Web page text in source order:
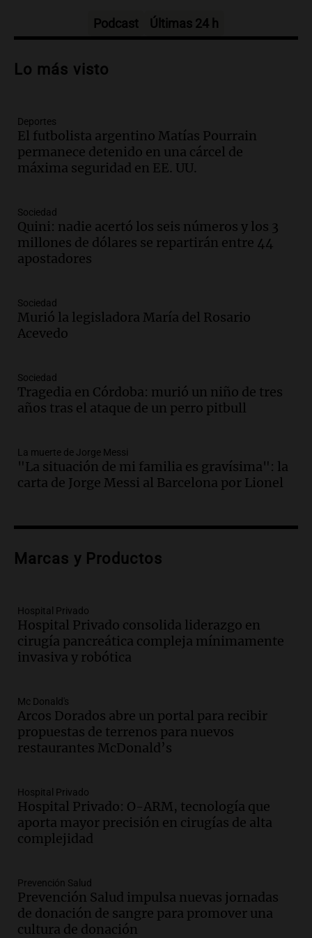
hablaron de su obra en Cadena 3
Audio.
recuerdo del paso de Juan Pablo II: "Te
traspasaba con la mirada"
Amamos los Domingos
Audio.
un imperdible cordobés para los
amantes de la astronomía
Amamos los Domingos
la historia del club de Irlanda
revolucionado por hinchas argentinos
Amamos los Domingos
Audio.
argentino regresa al país tras conflicto
con Brasil
Audio.Bomberos asisten a senderista
con fractura de tobillo en refugio Doña
Rosa
Episodios
investigación internacional sobre asma
Episodios
Audio.Suspenden descuento en SUBE y
aumentan tarifas del SUBTE en Buenos
Aires desde agosto
Audio.Kicillof critica la desregulación
financiera y el aumento de la morosidad
en Buenos Aires
Audio.La UNT evalúa apelación ante la
Corte Suprema tras fallo que aparta a
Pagani como rector
Panorama Federal
Audio.El cardenal Ángel Rossi advirtió
que la justicia social viene siendo
“despreciada y burlada”
Santa Misa
Podcast Últimas 24 h
Lo más visto
Deportes
El futbolista argentino Matías Pourrain
permanece detenido en una cárcel de
máxima seguridad en EE. UU.
Sociedad
Quini: nadie acertó los seis números y los 3
millones de dólares se repartirán entre 44
apostadores
Sociedad
Murió la legisladora María del Rosario
Acevedo
Sociedad
Tragedia en Córdoba: murió un niño de tres
años tras el ataque de un perro pitbull
La muerte de Jorge Messi
"La situación de mi familia es gravísima": la
carta de Jorge Messi al Barcelona por Lionel
Marcas y Productos
Hospital Privado
Hospital Privado consolida liderazgo en
cirugía pancreática compleja mínimamente
invasiva y robótica
Mc Donald's
Arcos Dorados abre un portal para recibir
propuestas de terrenos para nuevos
restaurantes McDonald’s
Hospital Privado
Hospital Privado: O-ARM, tecnología que
aporta mayor precisión en cirugías de alta
complejidad
Prevención Salud
Prevención Salud impulsa nuevas jornadas
de donación de sangre para promover una
cultura de donación